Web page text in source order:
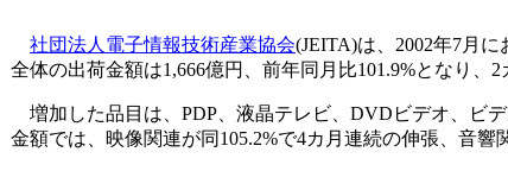
社団法人電子情報技術産業協会(JEITA)は、2002年7月
全体の出荷金額は1,666億円、前年同月比101.9%となり、2
増加した品目は、PDP、液晶テレビ、DVDビデオ、ビ
金額では、映像関連が同105.2%で4カ月連続の伸張、音響